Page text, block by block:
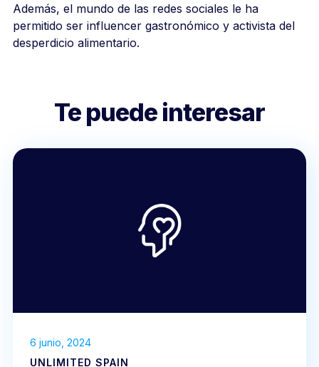
Además, el mundo de las redes sociales le ha
permitido ser influencer gastronómico y activista del
desperdicio alimentario.
Te puede interesar
6 junio, 2024
UNLIMITED SPAIN